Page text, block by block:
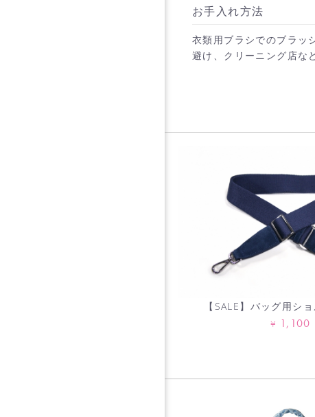
お手入れ方法
衣類用ブラシでのブラッ
避け、クリーニング店な
【SALE】バッグ用シ
¥ 1,100